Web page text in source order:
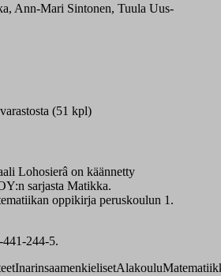
Ann-Mari Sintonen, Tuula Uus-
(51 kpl)
Lohosierâ on käännetty
sarjasta Matikka.
oppikirja peruskoulun 1.
244-5.
InarinsaamenkielisetAlakoulu